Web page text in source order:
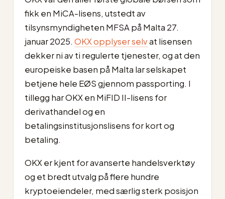
fikk en MiCA-lisens, utstedt av
tilsynsmyndigheten MFSA på Malta 27.
januar 2025. OKX opplyser selvat lisensen
dekker ni av ti regulerte tjenester, og at den
europeiske basen på Malta lar selskapet
betjene hele EØS gjennom passporting. I
tillegg har OKX en MiFID II-lisens for
derivathandel og en
betalingsinstitusjonslisens for kort og
betaling.
OKX er kjent for avanserte handelsverktøy
og et bredt utvalg på flere hundre
kryptoeiendeler, med særlig sterk posisjon